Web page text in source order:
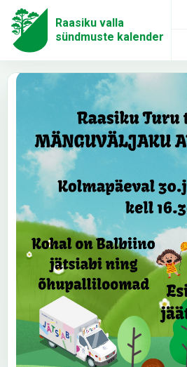
Raasiku valla
sündmuste kalender